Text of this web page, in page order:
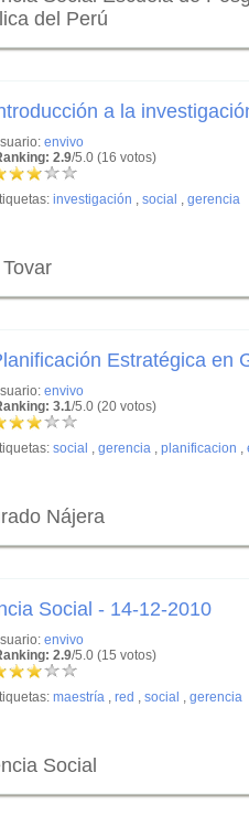
del Perú
a la
envivo
2.9/5.0 (16 votos)
investigación , social , gerencia
Estratégica en
envivo
3.1/5.0 (20 votos)
social , gerencia , planificacion ,
Nájera
Social - 14-12-2010
envivo
2.9/5.0 (15 votos)
maestría , red , social , gerencia
Social